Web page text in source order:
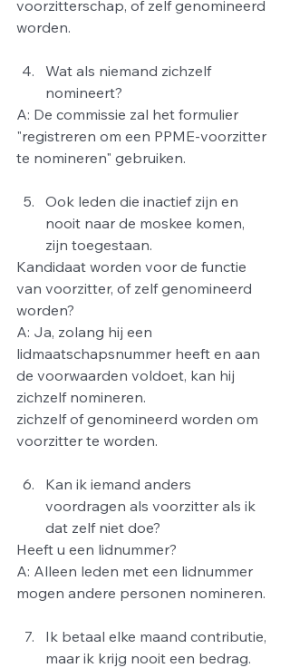
voorzitterschap, of zelf genomineerd
worden.
Wat als niemand zichzelf
nomineert?
A: De commissie zal het formulier
"registreren om een PPME-voorzitter
te nomineren" gebruiken.
Ook leden die inactief zijn en
nooit naar de moskee komen,
zijn toegestaan.
Kandidaat worden voor de functie
van voorzitter, of zelf genomineerd
worden?
A: Ja, zolang hij een
lidmaatschapsnummer heeft en aan
de voorwaarden voldoet, kan hij
zichzelf nomineren.
zichzelf of genomineerd worden om
voorzitter te worden.
Kan ik iemand anders
voordragen als voorzitter als ik
dat zelf niet doe?
Heeft u een lidnummer?
A: Alleen leden met een lidnummer
mogen andere personen nomineren.
Ik betaal elke maand contributie,
maar ik krijg nooit een bedrag.